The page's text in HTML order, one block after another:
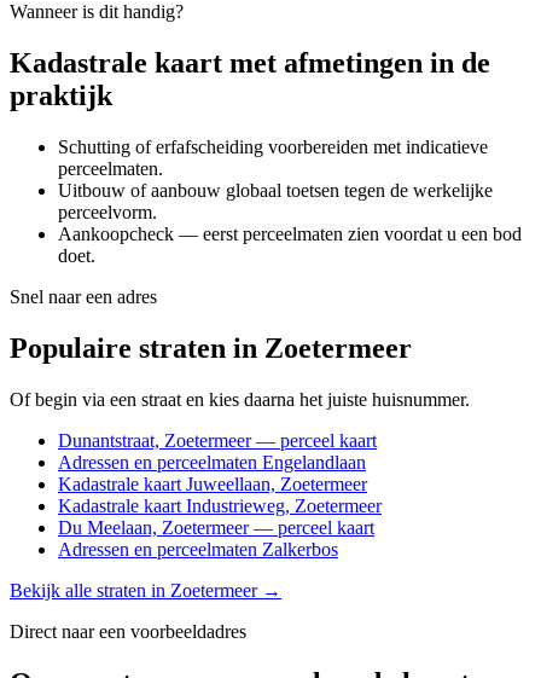
Wanneer is dit handig?
Kadastrale kaart met afmetingen in de
praktijk
Schutting of erfafscheiding voorbereiden met indicatieve
perceelmaten.
Uitbouw of aanbouw globaal toetsen tegen de werkelijke
perceelvorm.
Aankoopcheck — eerst perceelmaten zien voordat u een bod
doet.
Snel naar een adres
Populaire straten in Zoetermeer
Of begin via een straat en kies daarna het juiste huisnummer.
Dunantstraat, Zoetermeer — perceel kaart
Adressen en perceelmaten Engelandlaan
Kadastrale kaart Juweellaan, Zoetermeer
Kadastrale kaart Industrieweg, Zoetermeer
Du Meelaan, Zoetermeer — perceel kaart
Adressen en perceelmaten Zalkerbos
Bekijk alle straten in Zoetermeer →
Direct naar een voorbeeldadres